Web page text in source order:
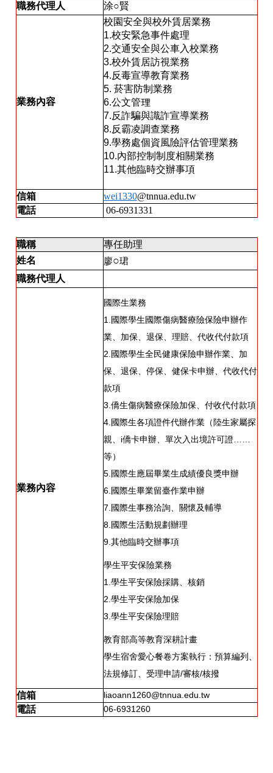
職務代理人
涂○賢
業務內容
校園安全與校外賃居業務
1.校安緊急事件處理
2.交通安全與公車入校業務
3.校外賃居訪視業務
4.反毒宣導教育業務
5. 菸害防制業務
6.公文管理
7.反詐騙與識詐宣導業務
8.反霸凌調查業務
9.學務處個資風險評估管理業務
10.內部控制制度相關業務
11.其他臨時交辦事項
信箱 wei1330@tnnua.edu.tw
電話
06-6931331
職稱
專任助理
姓名
廖○珺
職務代理人
業務內容
國際生業務
1.國際學生國際傷病醫療險保險申辦作
業、加保、退保、理賠、代收代付款項
2.國際學生全民健康保險申辦作業、加
保、退保、停保、健保卡申辦、代收代付
款項
3.僑生傷病醫療保險加保、付收代付款項
4.國際生各項證件代辦作業（陸生家屬探
親、i僑卡申辦、單次入出境許可證……
等）
5.國際生應屆畢業生成績優良獎申辦
6.國際生畢業留臺作業申辦
7.國際生事務洽詢、關懷及輔導
8.國際生活動規劃辦理
9.其他臨時交辦事項
學生平安保險業務
1.學生平安保險採購、核銷
2.學生平安保險加保
3.學生平安保險理賠
教育部高等教育深耕計畫
學生宿舍愛心餐卷方案執行：預算編列、
法規修訂、受理申請/審核/核撥
信箱 liaoann1260@tnnua.edu.tw
電話 06-6931260